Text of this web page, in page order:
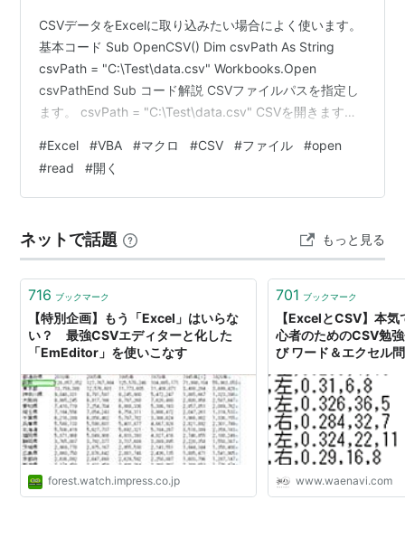
CSVデータをExcelに取り込みたい場合によく使います。
基本コード Sub OpenCSV() Dim csvPath As String
csvPath = "C:\Test\data.csv" Workbooks.Open
csvPathEnd Sub コード解説 CSVファイルパスを指定し
ます。 csvPath = "C:\Test\data.csv" CSVを開きます。
ステム出力読込 ログ解析 注意点 CSVを開くと新しいブ
ックとして開かれます。 一言まとめ CSV読込は
Workbooks.Open が基…
#Excel #VBA #マクロ #CSV #ファイル #open
#read #開く
ネットで話題 もっと見る
716 ブックマーク
【特別企画】もう「Excel」はいらな
い？ 最強CSVエディターと化した
「EmEditor」を使いこなす
forest.watch.impress.co.jp
701 ブックマーク
【ExcelとCSV】本
心者のためのCSV勉
び ワード＆エクセル
www.waenavi.com